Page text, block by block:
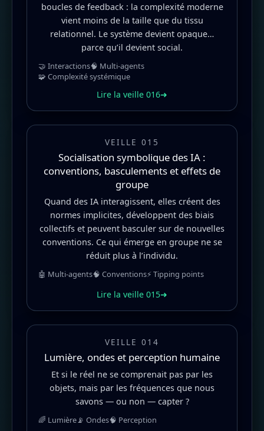
boucles de feedback : la complexité moderne
vient moins de la taille que du tissu
relationnel. Le système devient opaque…
parce qu’il devient social.
🤝 Interactions🧠 Multi-agents
🧩 Complexité systémique
Lire la veille 016➜
VEILLE 015
Socialisation symbolique des IA :
conventions, basculements et effets de
groupe
Quand des IA interagissent, elles créent des
normes implicites, développent des biais
collectifs et peuvent basculer sur de nouvelles
conventions. Ce qui émerge en groupe ne se
réduit plus à l’individu.
🤖 Multi-agents🧠 Conventions⚡ Tipping points
Lire la veille 015➜
VEILLE 014
Lumière, ondes et perception humaine
Et si le réel ne se comprenait pas par les
objets, mais par les fréquences que nous
savons — ou non — capter ?
🌈 Lumière📡 Ondes🧠 Perception